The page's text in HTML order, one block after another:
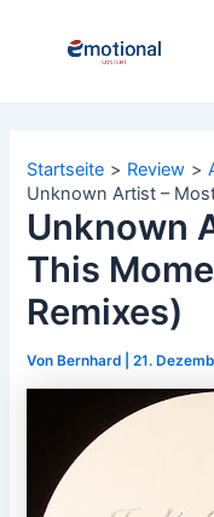
Startseite Review
Unknown Artist –
Unknown
This
Remixes)
Von Bernhard |21.